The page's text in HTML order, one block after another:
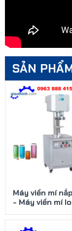
SẢN
Máy viền mí
- Máy viền mí